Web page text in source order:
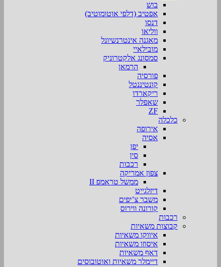
בוש
אפטיב (דלפי אוטומוטיב)
דנסו
ווליאו
מאגנה אינטרנשיונל
מובילאיי
סמסונג אלקטרוניק
הרמאן
פורסיה
קונטיננטל
ריקארדו
שאפלר
ZF
כלכלה
אירופה
אסיה
יפן
סין
רכבות
צפון אמריקה
ממשל טראמפ II
דיזלגייט
משבר צ’יפים
קורונה ווירוס
רכבות
קבוצות משאיות
איווקו משאיות
איסוזו משאיות
דאף משאיות
דיימלר משאיות ואוטובוסים